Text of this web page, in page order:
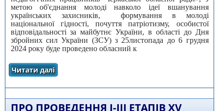
метою об'єднання молоді навколо ідеї вшанування
українських захисників, формування в молоді
національної гідності, почуття патріотизму, особистої
відповідальності за майбутнє України, в області до Дня
збройних сил України (ЗСУ) з 25листопада до 6 грудня
2024 року буде проведено обласний к
Читати далі
постерів до Дня Збройних сил України (ЗСУ)
ПРО ПРОВЕДЕННЯ І-ІІІ ЕТАПІВ XV